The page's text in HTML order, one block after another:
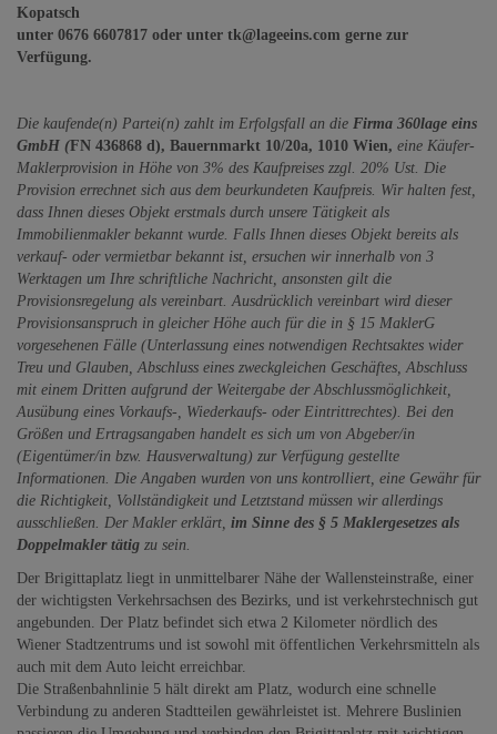
Kopatsch
unter 0676 6607817 oder unter tk@lageeins.com gerne zur
Verfügung.
Die kaufende(n) Partei(n) zahlt im Erfolgsfall an die Firma 360lage eins
GmbH (FN 436868 d), Bauernmarkt 10/20a, 1010 Wien, eine Käufer-
Maklerprovision in Höhe von 3% des Kaufpreises zzgl. 20% Ust. Die
Provision errechnet sich aus dem beurkundeten Kaufpreis. Wir halten fest,
dass Ihnen dieses Objekt erstmals durch unsere Tätigkeit als
Immobilienmakler bekannt wurde. Falls Ihnen dieses Objekt bereits als
verkauf- oder vermietbar bekannt ist, ersuchen wir innerhalb von 3
Werktagen um Ihre schriftliche Nachricht, ansonsten gilt die
Provisionsregelung als vereinbart. Ausdrücklich vereinbart wird dieser
Provisionsanspruch in gleicher Höhe auch für die in § 15 MaklerG
vorgesehenen Fälle (Unterlassung eines notwendigen Rechtsaktes wider
Treu und Glauben, Abschluss eines zweckgleichen Geschäftes, Abschluss
mit einem Dritten aufgrund der Weitergabe der Abschlussmöglichkeit,
Ausübung eines Vorkaufs-, Wiederkaufs- oder Eintrittrechtes). Bei den
Größen und Ertragsangaben handelt es sich um von Abgeber/in
(Eigentümer/in bzw. Hausverwaltung) zur Verfügung gestellte
Informationen. Die Angaben wurden von uns kontrolliert, eine Gewähr für
die Richtigkeit, Vollständigkeit und Letztstand müssen wir allerdings
ausschließen.
Der Makler erklärt, im Sinne des § 5 Maklergesetzes als
Doppelmakler tätig zu sein.
Der Brigittaplatz liegt in unmittelbarer Nähe der Wallensteinstraße, einer
der wichtigsten Verkehrsachsen des Bezirks, und ist verkehrstechnisch gut
angebunden. Der Platz befindet sich etwa 2 Kilometer nördlich des
Wiener Stadtzentrums und ist sowohl mit öffentlichen Verkehrsmitteln als
auch mit dem Auto leicht erreichbar.
Die Straßenbahnlinie 5 hält direkt am Platz, wodurch eine schnelle
Verbindung zu anderen Stadtteilen gewährleistet ist. Mehrere Buslinien